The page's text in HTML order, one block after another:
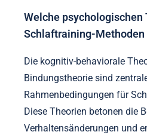
Welche psychologischen
Schlaftraining-Methoden
Die kognitiv-behaviorale
Bindungstheorie sind
Rahmenbedingungen für
Diese Theorien betonen die
Verhaltensänderungen und